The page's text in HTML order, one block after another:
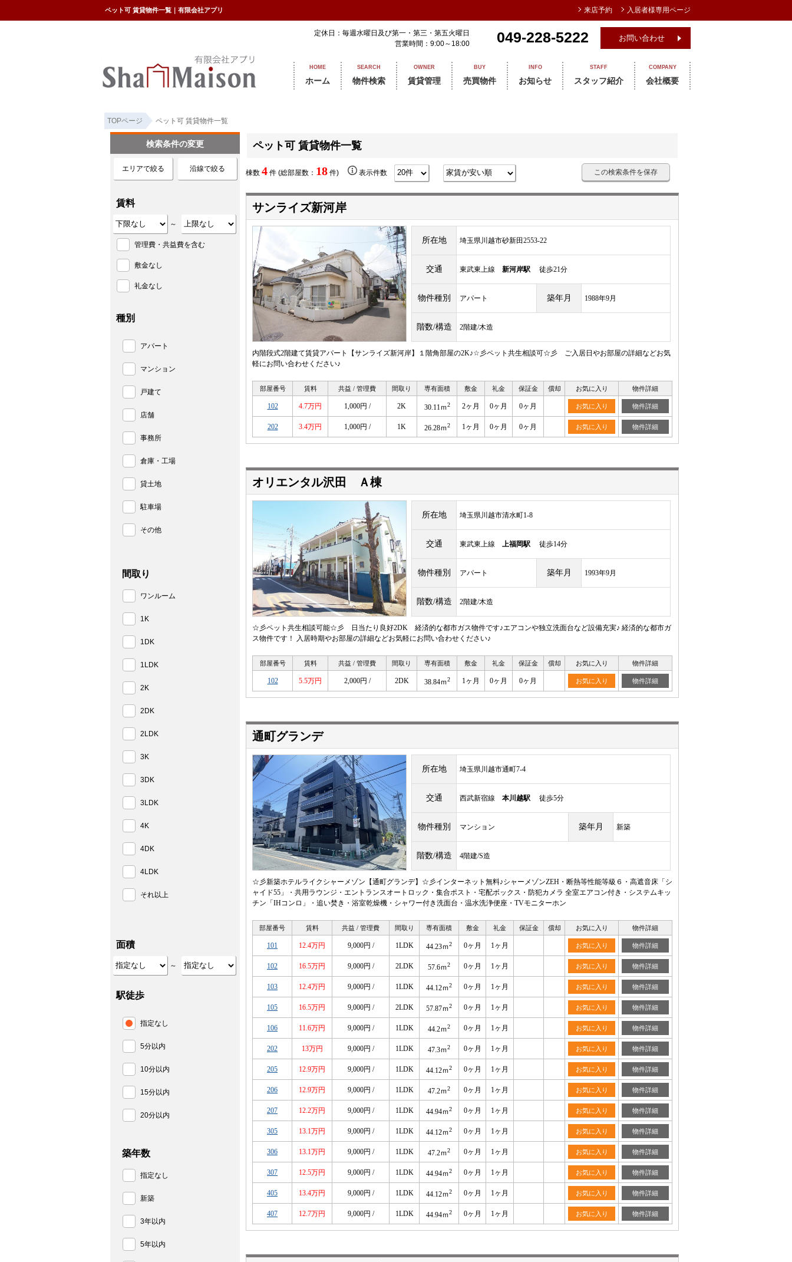
ペット可 賃貸物件一覧｜有限会社アプリ
定休日：毎週水曜日及び第一・第三・第五火曜日
営業時間：9:00～18:00
049-228-5222 お問い合わせ
HOME
ホーム
SEARCH
物件検索
OWNER
賃貸管理
BUY
売買物件
INFO
お知らせ
STAFF
スタッフ紹介
COMPANY
会社概要
TOPページ ペット可 賃貸物件一覧
ペット可 賃貸物件一覧
棟数 4 件 (総部屋数： 18 件) 表示件数 この検索条件を保存
サンライズ新河岸
所在地 埼玉県川越市砂新田2553-22
交通 東武東上線 新河岸駅 徒歩21分
物件種別 アパート 築年月 1988年9月
階数/構造 2階建/木造
内階段式2階建て賃貸アパート【サンライズ新河岸】１階角部屋の2K♪☆彡ペット共生相談可☆彡 ご入居日やお部屋の詳細などお気
軽にお問い合わせください♪
部屋番号 賃料 共益 / 管理費 間取り 専有面積 敷金 礼金 保証金 償却 お気に入り 物件詳細
102 4.7万円 1,000円 / 2K 30.11ｍ2 2ヶ月 0ヶ月 0ヶ月 お気に入り 物件詳細
202 3.4万円 1,000円 / 1K 26.28ｍ2 1ヶ月 0ヶ月 0ヶ月 お気に入り 物件詳細
オリエンタル沢田 Ａ棟
所在地 埼玉県川越市清水町1-8
交通 東武東上線 上福岡駅 徒歩14分
物件種別 アパート 築年月 1993年9月
階数/構造 2階建/木造
☆彡ペット共生相談可能☆彡 日当たり良好2DK 経済的な都市ガス物件です♪エアコンや独立洗面台など設備充実♪ 経済的な都市ガ
ス物件です！ 入居時期やお部屋の詳細などお気軽にお問い合わせください♪
部屋番号 賃料 共益 / 管理費 間取り 専有面積 敷金 礼金 保証金 償却 お気に入り 物件詳細
102 5.5万円 2,000円 / 2DK 38.84ｍ2 1ヶ月 0ヶ月 0ヶ月 お気に入り 物件詳細
通町グランデ
所在地 埼玉県川越市通町7-4
交通 西武新宿線 本川越駅 徒歩5分
物件種別 マンション 築年月 新築
階数/構造 4階建/S造
☆彡新築ホテルライクシャーメゾン【通町グランデ】☆彡インターネット無料♪シャーメゾンZEH・断熱等性能等級６・高遮音床「シ
ャイド55」・共用ラウンジ・エントランスオートロック・集合ポスト・宅配ボックス・防犯カメラ 全室エアコン付き・システムキッ
チン「IHコンロ」・追い焚き・浴室乾燥機・シャワー付き洗面台・温水洗浄便座・TVモニターホン
部屋番号 賃料 共益 / 管理費 間取り 専有面積 敷金 礼金 保証金 償却 お気に入り 物件詳細
101 12.4万円 9,000円 / 1LDK 44.23ｍ2 0ヶ月 1ヶ月 お気に入り 物件詳細
102 16.5万円 9,000円 / 2LDK 57.6ｍ2 0ヶ月 1ヶ月 お気に入り 物件詳細
103 12.4万円 9,000円 / 1LDK 44.12ｍ2 0ヶ月 1ヶ月 お気に入り 物件詳細
105 16.5万円 9,000円 / 2LDK 57.87ｍ2 0ヶ月 1ヶ月 お気に入り 物件詳細
106 11.6万円 9,000円 / 1LDK 44.2ｍ2 0ヶ月 1ヶ月 お気に入り 物件詳細
202 13万円 9,000円 / 1LDK 47.3ｍ2 0ヶ月 1ヶ月 お気に入り 物件詳細
205 12.9万円 9,000円 / 1LDK 44.12ｍ2 0ヶ月 1ヶ月 お気に入り 物件詳細
206 12.9万円 9,000円 / 1LDK 47.2ｍ2 0ヶ月 1ヶ月 お気に入り 物件詳細
207 12.2万円 9,000円 / 1LDK 44.94ｍ2 0ヶ月 1ヶ月 お気に入り 物件詳細
305 13.1万円 9,000円 / 1LDK 44.12ｍ2 0ヶ月 1ヶ月 お気に入り 物件詳細
306 13.1万円 9,000円 / 1LDK 47.2ｍ2 0ヶ月 1ヶ月 お気に入り 物件詳細
307 12.5万円 9,000円 / 1LDK 44.94ｍ2 0ヶ月 1ヶ月 お気に入り 物件詳細
405 13.4万円 9,000円 / 1LDK 44.12ｍ2 0ヶ月 1ヶ月 お気に入り 物件詳細
407 12.7万円 9,000円 / 1LDK 44.94ｍ2 0ヶ月 1ヶ月 お気に入り 物件詳細
検索条件の変更
エリアで絞る 沿線で絞る
賃料
～
管理費・共益費を含む
敷金なし
礼金なし
種別
アパート
マンション
戸建て
店舗
事務所
倉庫・工場
貸土地
駐車場
その他
間取り
ワンルーム
1K
1DK
1LDK
2K
2DK
2LDK
3K
3DK
3LDK
4K
4DK
4LDK
それ以上
面積
～
駅徒歩
指定なし
5分以内
10分以内
15分以内
20分以内
築年数
指定なし
新築
3年以内
5年以内
来店予約 入居者様専用ページ